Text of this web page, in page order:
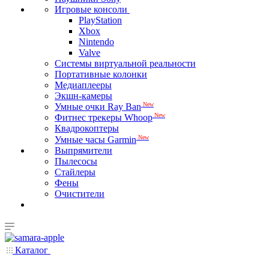
Игровые консоли
PlayStation
Xbox
Nintendo
Valve
Системы виртуальной реальности
Портативные колонки
Медиаплееры
Экшн-камеры
Умные очки Ray Ban New
Фитнес трекеры Whoop New
Квадрокоптеры
Умные часы Garmin New
Выпрямители
Пылесосы
Стайлеры
Фены
Очистители
Каталог